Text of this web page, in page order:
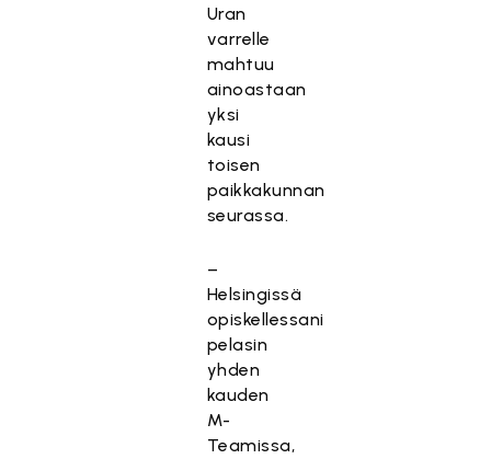
Uran
varrelle
mahtuu
ainoastaan
yksi
kausi
toisen
paikkakunnan
seurassa.
–
Helsingissä
opiskellessani
pelasin
yhden
kauden
M-
Teamissa,